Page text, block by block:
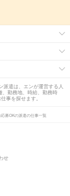
派遣は、エンが運営する人
、勤務地、時給、勤務時
事を探せます。
募OKの派遣の仕事一覧
せ